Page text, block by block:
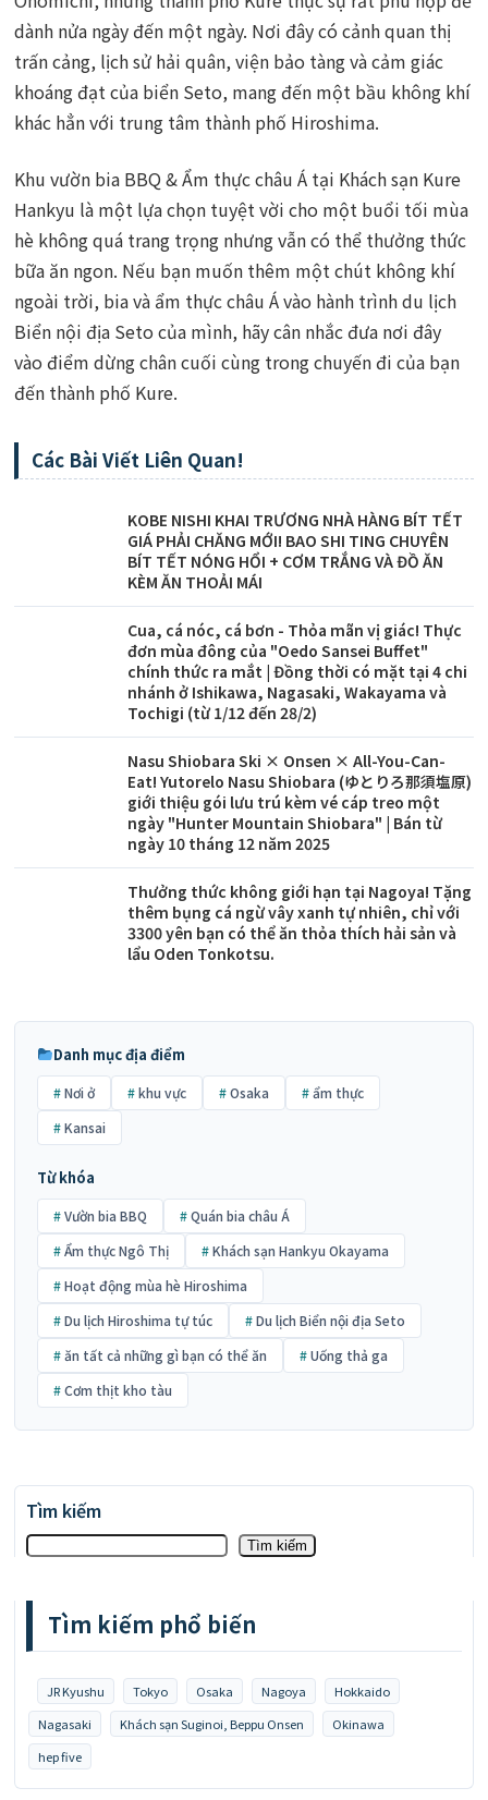
dành nửa ngày đến một ngày. Nơi đây có cảnh quan thị
trấn cảng, lịch sử hải quân, viện bảo tàng và cảm giác
khoáng đạt của biển Seto, mang đến một bầu không khí
khác hẳn với trung tâm thành phố Hiroshima.
Khu vườn bia BBQ & Ẩm thực châu Á tại Khách sạn Kure
Hankyu là một lựa chọn tuyệt vời cho một buổi tối mùa
hè không quá trang trọng nhưng vẫn có thể thưởng thức
bữa ăn ngon. Nếu bạn muốn thêm một chút không khí
ngoài trời, bia và ẩm thực châu Á vào hành trình du lịch
Biển nội địa Seto của mình, hãy cân nhắc đưa nơi đây
vào điểm dừng chân cuối cùng trong chuyến đi của bạn
đến thành phố Kure.
Các Bài Viết Liên Quan!
KOBE NISHI KHAI TRƯƠNG NHÀ HÀNG BÍT TẾT
GIÁ PHẢI CHĂNG MỚI! BAO SHI TING CHUYÊN
BÍT TẾT NÓNG HỔI + CƠM TRẮNG VÀ ĐỒ ĂN
KÈM ĂN THOẢI MÁI
Cua, cá nóc, cá bơn - Thỏa mãn vị giác! Thực
đơn mùa đông của "Oedo Sansei Buffet"
chính thức ra mắt | Đồng thời có mặt tại 4 chi
nhánh ở Ishikawa, Nagasaki, Wakayama và
Tochigi (từ 1/12 đến 28/2)
Nasu Shiobara Ski × Onsen × All-You-Can-
Eat! Yutorelo Nasu Shiobara (ゆとりろ那須塩原)
giới thiệu gói lưu trú kèm vé cáp treo một
ngày "Hunter Mountain Shiobara" | Bán từ
ngày 10 tháng 12 năm 2025
Thưởng thức không giới hạn tại Nagoya! Tặng
thêm bụng cá ngừ vây xanh tự nhiên, chỉ với
3300 yên bạn có thể ăn thỏa thích hải sản và
lẩu Oden Tonkotsu.
Danh mục địa điểm
Nơi ở khu vực Osaka
ẩm thực
Kansai
Từ khóa
Vườn bia BBQ
Quán bia châu Á
Ẩm thực Ngô Thị
Khách sạn Hankyu Okayama
Hoạt động mùa hè Hiroshima
Du lịch Hiroshima tự túc
Du lịch Biển nội địa Seto
ăn tất cả những gì bạn có thể ăn
Uống thả ga
Cơm thịt kho tàu
Tìm kiếm
Tìm kiếm
Tìm kiếm phổ biến
JR Kyushu Tokyo Osaka Nagoya
Hokkaido
Nagasaki
Khách sạn Suginoi, Beppu Onsen
Okinawa
hep five